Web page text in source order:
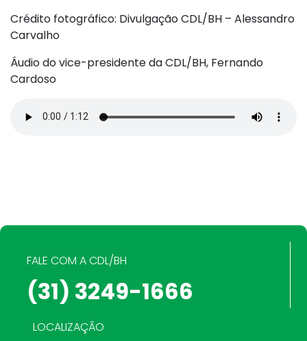
Crédito fotográfico: Divulgação CDL/BH – Alessandro
Carvalho
Áudio do vice-presidente da CDL/BH, Fernando
Cardoso
FALE COM A CDL/BH
(31) 3249-1666
LOCALIZAÇÃO